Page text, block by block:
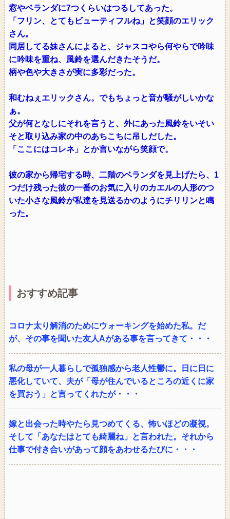
窓やベランダに7つくらいはつるしてあった。
「フリン、とてもビューティフルね」と笑顔のエリック
さん。
同居してる妹さんによると、ジャスコやら何やらで吟味
に吟味を重ね、風鈴を選んだきたそうだ。
柄や色や大きさが実に多彩だった。
和むねぇエリックさん。でもちょっと音が騒がしいかな
ぁ。
父が何となしにそれを言うと、外にあった風鈴をいそい
そと取り込み家の中のあちこちに吊しだした。
「ここにはコレネ」とか言いながら笑顔で。
彼の家から帰宅する時、二階のベランダを見上げたら、1
つだけ残った彼の一番のお気に入りのカエルの人形のつ
いた小さな風鈴が私達を見送るかのようにチリリンと鳴
った。
おすすめ記事
コロナ太り解消のためにウォーキングを始めた私。だ
が、その事を聞いた友人Aがある事を言ってきて・・・
私の母が一人暮らしで孤独感から老人性鬱に。日に日に
悪化していて、夫が「母が住んでいるところの近くに家
を買おう」と言ってくれたが・・・
嫁と出会った時やたら見つめてくる、怖いほどの凝視。
そして「あなたはとても綺麗ね」と言われた。それから
仕事で付き合いがあって顔をあわせるたびに・・・